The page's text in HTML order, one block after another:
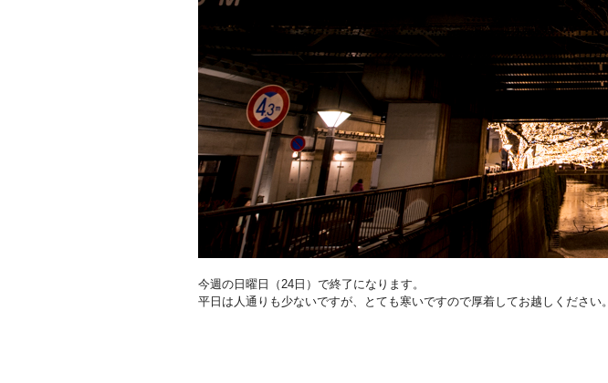
今週の日曜日（24日）で終了になります。
平日は人通りも少ないですが、とても寒いですので厚着してお越しください。